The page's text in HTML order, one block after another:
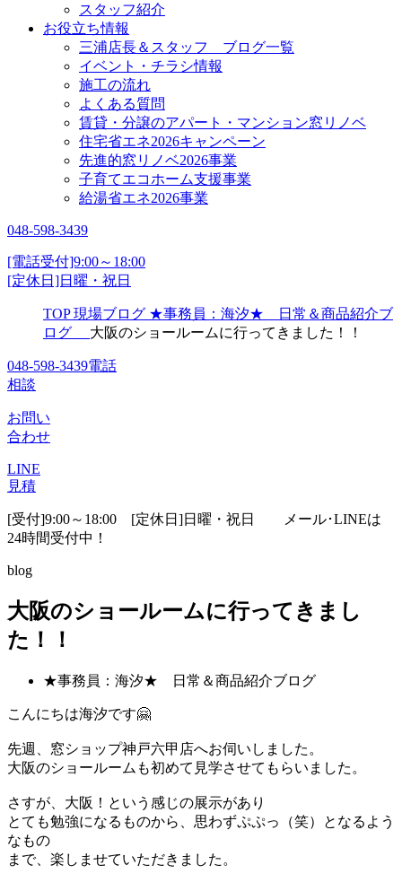
スタッフ紹介
お役立ち情報
三浦店長＆スタッフ ブログ一覧
イベント・チラシ情報
施工の流れ
よくある質問
賃貸・分譲のアパート・マンション窓リノベ
住宅省エネ2026キャンペーン
先進的窓リノベ2026事業
子育てエコホーム支援事業
給湯省エネ2026事業
048-598-3439
[電話受付]9:00～18:00
[定休日]日曜・祝日
TOP 現場ブログ ★事務員：海汐★ 日常＆商品紹介ブ
ログ
大阪のショールームに行ってきました！！
048-598-3439電話
相談
お問い
合わせ
LINE
見積
[受付]9:00～18:00 [定休日]日曜・祝日
メール･LINEは
24時間受付中！
blog
大阪のショールームに行ってきまし
た！！
★事務員：海汐★ 日常＆商品紹介ブログ
こんにちは海汐です🤗
先週、窓ショップ神戸六甲店へお伺いしました。
大阪のショールームも初めて見学させてもらいました。
さすが、大阪！という感じの展示があり
とても勉強になるものから、思わずぷぷっ（笑）となるよう
なもの
まで、楽しませていただきました。